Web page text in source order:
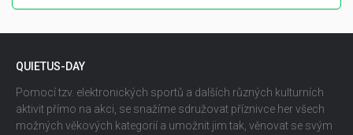
QUIETUS-DAY
Pomocí tzv. elektronických sportů a dalších různých kulturních
aktivit přímo na akci, se snažíme sdružovat příznivce her všech
možných věkových kategorií a umožnit jim tak, věnovat se svým